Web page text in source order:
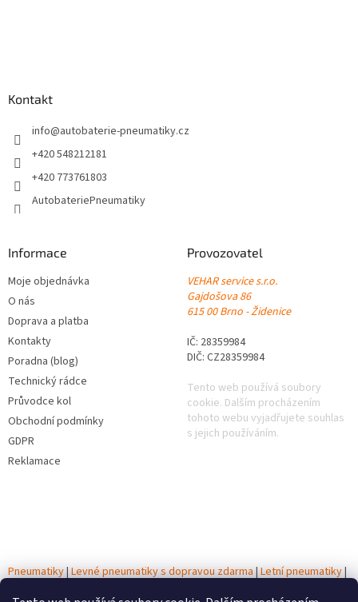
Kontakt
info@autobaterie-pneumatiky.cz
+420 548212181
+420 773761803
AutobateriePneumatiky
Informace
Moje objednávka
O nás
Doprava a platba
Kontakty
Poradna (blog)
Technický rádce
Průvodce kol
Obchodní podmínky
GDPR
Reklamace
Provozovatel
VEHAR service s.r.o.
Gajdošova 86
615 00 Brno - Židenice
IČ: 28359984
DIČ: CZ28359984
Tento web používá soubory
cookie. Dalším procházením
tohoto webu vyjadřujete souhlas
s jejich používáním.
Pneumatiky|Levné pneumatiky s dopravou zdarma|Letní pneumatiky|